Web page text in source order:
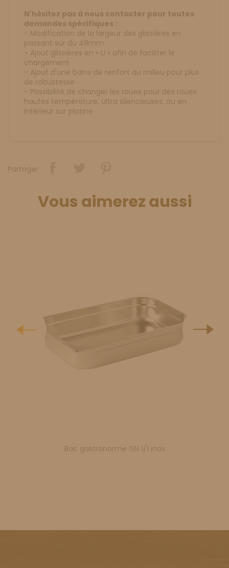
N'hésitez pas à nous contacter pour toutes
demandes spécifiques :
- Modification de la largeur des glissières en
passant sur du 49mm
- Ajout glissières en « U » afin de faciliter le
chargement
- Ajout d'une barre de renfort au milieu pour plus
de robustesse
- Possibilité de changer les roues pour des roues
hautes température, ultra silencieuses, ou en
intérieur sur platine
Partager
Vous aimerez aussi
Bac gastronorme GN 1/1 inox